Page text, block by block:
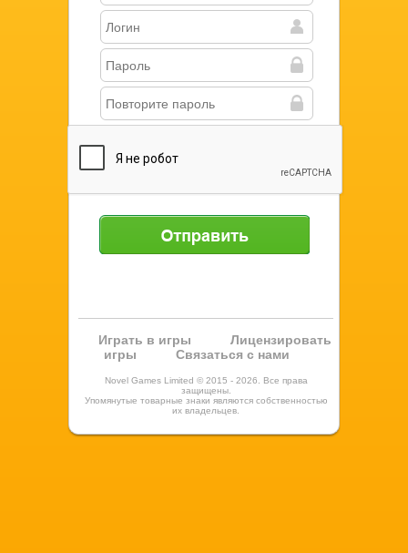
Играть в игры
Лицензировать
игры
Связаться с нами
Novel Games Limited © 2015 - 2026. Все права
защищены.
Упомянутые товарные знаки являются собственностью
их владельцев.